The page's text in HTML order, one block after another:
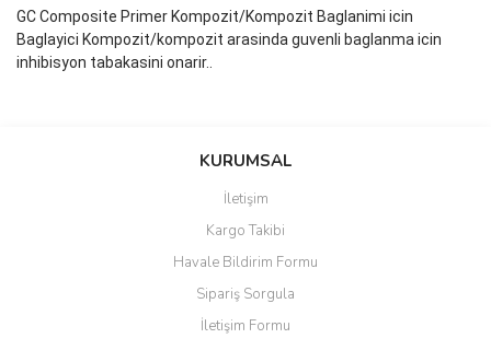
GC Composite Primer Kompozit/Kompozit Baglanimi icin
Baglayici Kompozit/kompozit arasinda guvenli baglanma icin
inhibisyon tabakasini onarir..
Bu ürüne ilk yorumu siz yapın!
Ürün resmi kalitesiz, bozuk veya görüntülenemiyor.
Ürün açıklamasında eksik bilgiler bulunuyor.
Ürün bilgilerinde hatalar bulunuyor.
Ürün fiyatı diğer sitelerden daha pahalı.
KURUMSAL
İletişim
Kargo Takibi
Havale Bildirim Formu
Sipariş Sorgula
İletişim Formu